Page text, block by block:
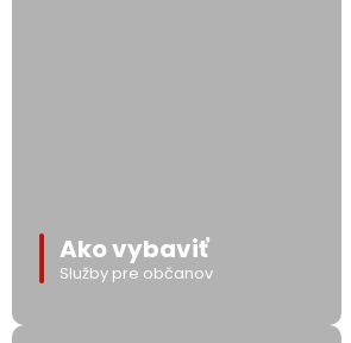
Ako vybaviť
Služby pre občanov